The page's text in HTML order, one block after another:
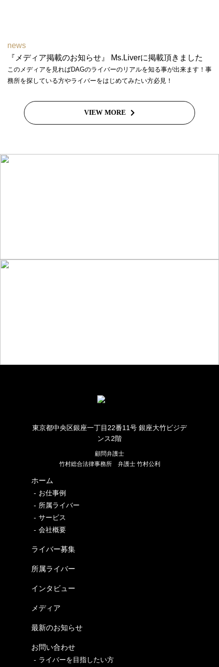
news
『メディア掲載のお知らせ』 Ms.Liverに掲載頂きました
このメディアを見ればDAGのライバーのリアルを知る事が出来ます！事
務所を探している方やライバーをはじめてみたい方必見！
VIEW MORE
東京都中央区銀座一丁目22番11号 銀座大竹ビジデ
ンス2階
顧問弁護士
竹村総合法律事務所 弁護士 竹村公利
ホーム
お仕事例
所属ライバー
サービス
会社概要
ライバー募集
所属ライバー
インタビュー
メディア
最新のお知らせ
お問い合わせ
ライバーを目指したい方